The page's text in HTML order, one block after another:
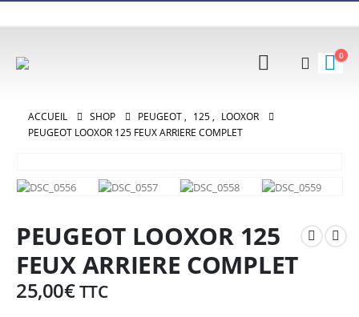
0
ACCUEIL SHOP PEUGEOT, 125, LOOXOR
PEUGEOT LOOXOR 125 FEUX ARRIERE COMPLET
PEUGEOT LOOXOR 125
FEUX ARRIERE COMPLET
25,00€ TTC